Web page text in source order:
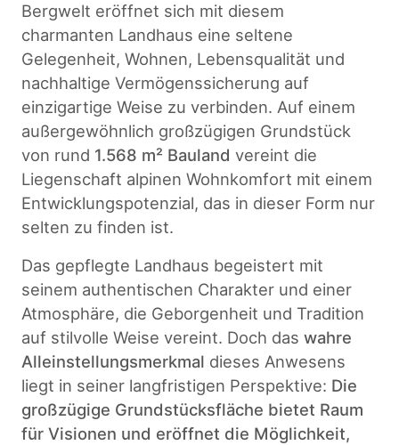
Bergwelt eröffnet sich mit diesem
charmanten Landhaus eine seltene
Gelegenheit, Wohnen, Lebensqualität und
nachhaltige Vermögenssicherung auf
einzigartige Weise zu verbinden. Auf einem
außergewöhnlich großzügigen Grundstück
von rund 1.568 m² Bauland vereint die
Liegenschaft alpinen Wohnkomfort mit einem
Entwicklungspotenzial, das in dieser Form nur
selten zu finden ist.
Das gepflegte Landhaus begeistert mit
seinem authentischen Charakter und einer
Atmosphäre, die Geborgenheit und Tradition
auf stilvolle Weise vereint. Doch das wahre
Alleinstellungsmerkmal dieses Anwesens
liegt in seiner langfristigen Perspektive: Die
großzügige Grundstücksfläche bietet Raum
für Visionen und eröffnet die Möglichkeit,